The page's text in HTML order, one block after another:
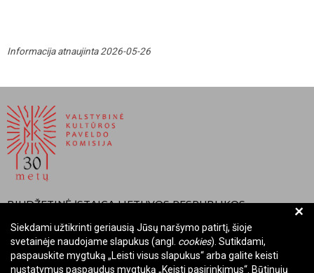
Informacija atnaujinta 2026-05-26
BIUDŽETINĖ ĮSTAIGA LIETUVOS RESPUBLIKOS
VALSTYBINĖ KULTŪROS PAVELDO KOMISIJA
Įmonės kodas: Juridinių asmenų registre 288700520
Adresas: Rūdninkų g. 13, 01135 Vilnius
+
Siekdami užtikrinti geriausią Jūsų naršymo patirtį, šioje
svetainėje naudojame slapukus (angl. cookies). Sutikdami,
paspauskite mygtuką „Leisti visus slapukus“ arba galite keisti
nustatymus paspaudus mygtuką „Keisti pasirinkimus“. Būtinųjų